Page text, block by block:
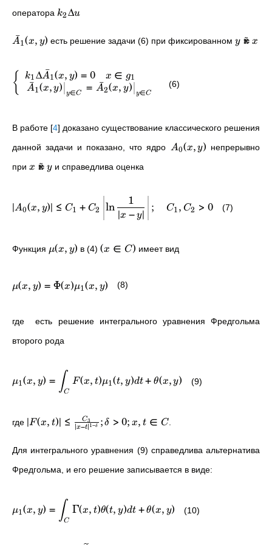
оператора k2Δu
A
ˉ1(x, y) есть решение задачи (6) при фиксированномy 
= x
{ k1ΔA
ˉ1(x, y) = 0 x ∈ g1
A
ˉ1(x, y) y∈C = A
ˉ2(x, y) y∈C
(6)
В работе [4] доказано существование классического решения
данной задачи и показано, что ядро A0(x, y) непрерывно
при x 
= y и справедлива оценка
∣A0(x, y)∣ ≤ C1 + C2 ln ∣x − y∣
1 ; C1, C2 > 0 (7)
Функция μ(x, y) в (4)(x ∈ C) имеет вид
μ(x, y) = Φ(x)μ1(x, y) (8)
где
есть решение интегрального уравнения Фредгольма
второго рода
μ1(x, y) = ∫C
F(x, t)μ1(t, y)dt + θ(x, y) (9)
где ∣F (x, t)∣ ≤ ∣x−t∣1−δ
C3 ; δ > 0; x, t ∈ C.
Для интегрального уравнения (9) справедлива альтернатива
Фредгольма, и его решение записывается в виде:
μ1(x, y) = ∫C
Γ(x, t)θ(t, y)dt + θ(x, y) (10)